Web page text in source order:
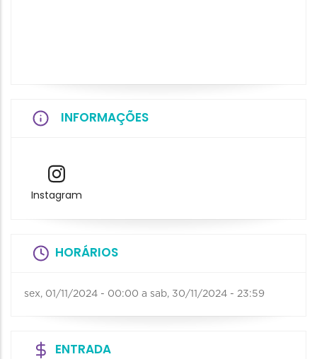
INFORMAÇÕES
Instagram
HORÁRIOS
sex, 01/11/2024 - 00:00 a sab, 30/11/2024 - 23:59
ENTRADA